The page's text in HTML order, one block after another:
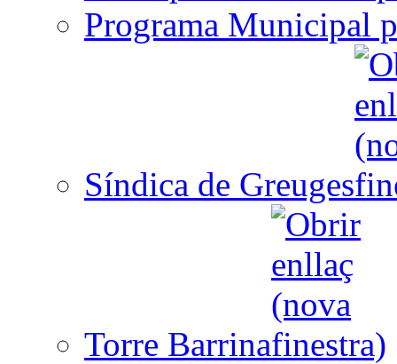
Programa Municipal
Síndica de Greuges
Torre Barrina